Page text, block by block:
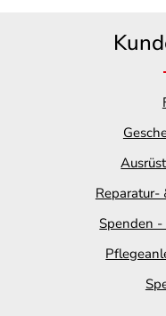
Reparatur-
Spenden